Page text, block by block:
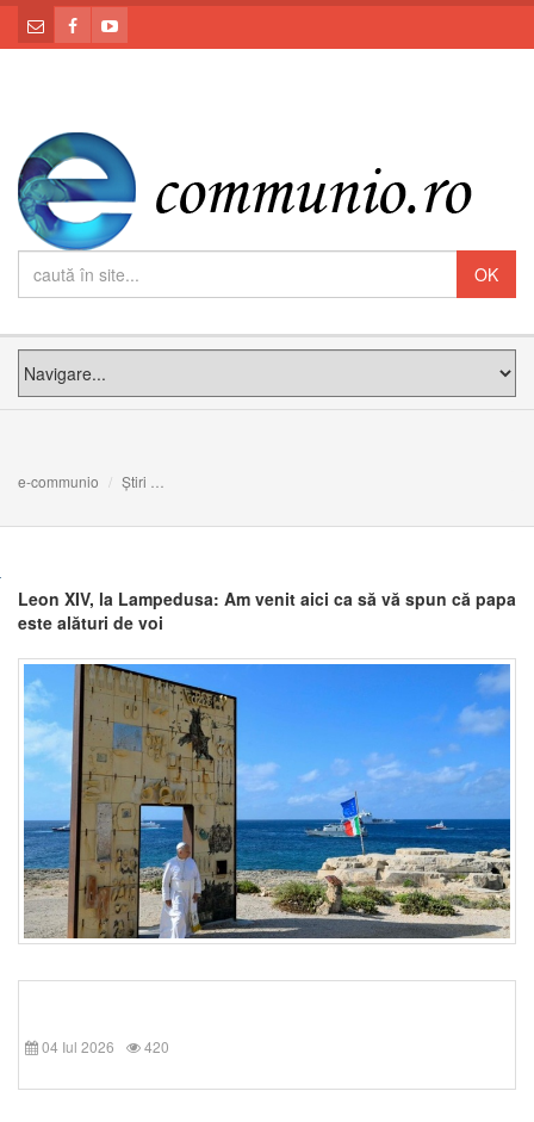
e-communio Știri
Leon XIV, la Lampedusa: Am venit aici ca să vă spun că papa
este alături de voi
04 Iul 2026 420